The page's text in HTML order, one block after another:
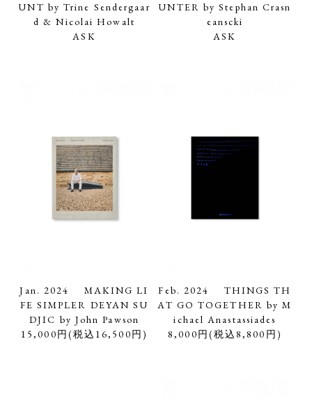
UNT by Trine Sendergaar
d & Nicolai Howalt
ASK
UNTER by Stephan Crasn
eanscki
ASK
Jan. 2024 MAKING LI
FE SIMPLER DEYAN SU
DJIC by John Pawson
15,000円(税込16,500円)
Feb. 2024 THINGS TH
AT GO TOGETHER by M
ichael Anastassiades
8,000円(税込8,800円)